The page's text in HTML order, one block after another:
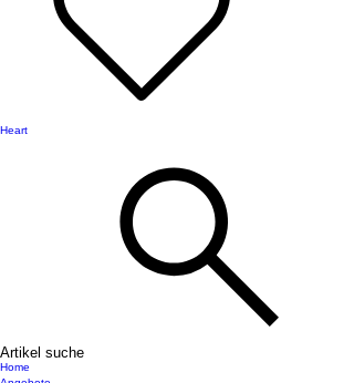
Heart
Artikel suche
Home